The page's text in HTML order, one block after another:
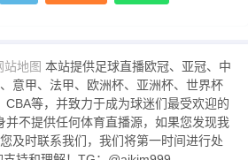
站地图 本站提供足球直播欧冠、亚冠、中
意甲、法甲、欧洲杯、亚洲杯、世界杯
CBA等，并致力于成为球迷们最受欢迎的
并不提供任何体育直播源，如果您发现我
及时联系我们，我们将第一时间进行处